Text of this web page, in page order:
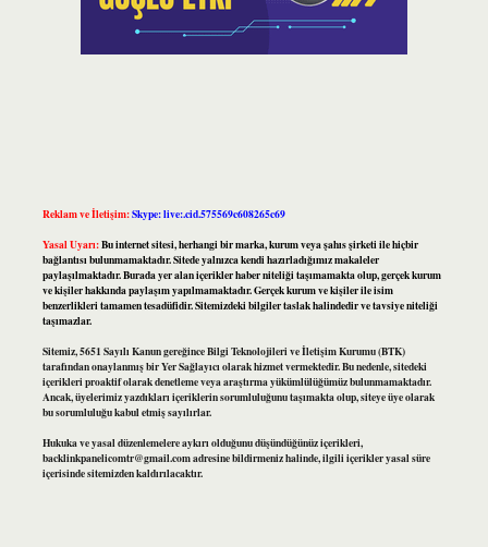
Reklam ve İletişim:Skype: live:.cid.575569c608265c69
Yasal Uyarı:Bu internet sitesi, herhangi bir marka, kurum veya şahıs şirketi ile hiçbir
bağlantısı bulunmamaktadır. Sitede yalnızca kendi hazırladığımız makaleler
paylaşılmaktadır. Burada yer alan içerikler haber niteliği taşımamakta olup, gerçek kurum
ve kişiler hakkında paylaşım yapılmamaktadır. Gerçek kurum ve kişiler ile isim
benzerlikleri tamamen tesadüfidir. Sitemizdeki bilgiler taslak halindedir ve tavsiye niteliği
taşımazlar.
Sitemiz, 5651 Sayılı Kanun gereğince Bilgi Teknolojileri ve İletişim Kurumu (BTK)
tarafından onaylanmış bir Yer Sağlayıcı olarak hizmet vermektedir. Bu nedenle, sitedeki
içerikleri proaktif olarak denetleme veya araştırma yükümlülüğümüz bulunmamaktadır.
Ancak, üyelerimiz yazdıkları içeriklerin sorumluluğunu taşımakta olup, siteye üye olarak
bu sorumluluğu kabul etmiş sayılırlar.
Hukuka ve yasal düzenlemelere aykırı olduğunu düşündüğünüz içerikleri,
backlinkpanelicomtr@gmail.comadresine bildirmeniz halinde, ilgili içerikler yasal süre
içerisinde sitemizden kaldırılacaktır.